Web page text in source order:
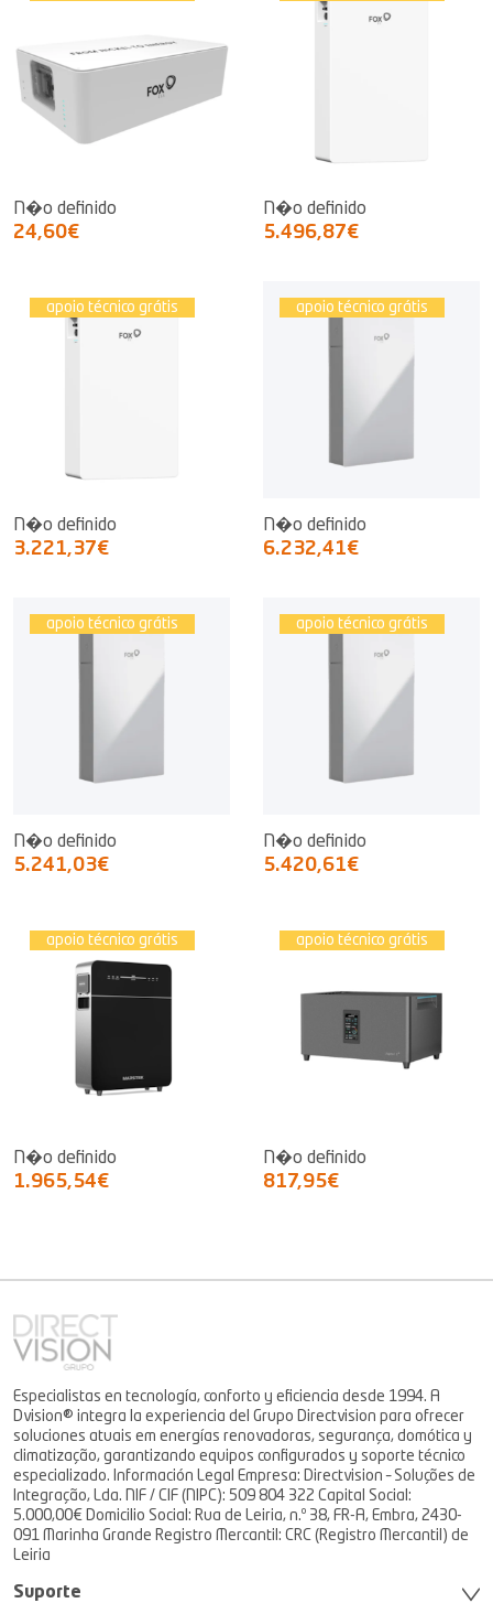
N�o definido
24,60€
N�o definido
5.496,87€
apoio técnico grátis
N�o definido
3.221,37€
apoio técnico grátis
N�o definido
6.232,41€
apoio técnico grátis
N�o definido
5.241,03€
apoio técnico grátis
N�o definido
5.420,61€
apoio técnico grátis
N�o definido
1.965,54€
apoio técnico grátis
N�o definido
817,95€
Especialistas en tecnología, conforto y eficiencia desde 1994. A
Dvision® integra la experiencia del Grupo Directvision para ofrecer
soluciones atuais em energías renovadoras, segurança, domótica y
climatização, garantizando equipos configurados y soporte técnico
especializado. Información Legal Empresa: Directvision – Soluções de
Integração, Lda. NIF / CIF (NIPC): 509 804 322 Capital Social:
5.000,00€ Domicilio Social: Rua de Leiria, n.º 38, FR-A, Embra, 2430-
091 Marinha Grande Registro Mercantil: CRC (Registro Mercantil) de
Leiria
Suporte